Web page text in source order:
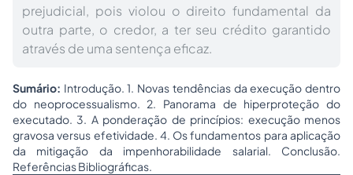
prejudicial, pois violou o direito fundamental da
outra parte, o credor, a ter seu crédito garantido
através de uma sentença eficaz.
Sumário: Introdução. 1. Novas tendências da execução dentro
do neoprocessualismo. 2. Panorama de hiperproteção do
executado. 3. A ponderação de princípios: execução menos
gravosaversus efetividade. 4. Os fundamentos para aplicação
da mitigação da impenhorabilidade salarial. Conclusão.
Referências Bibliográficas.